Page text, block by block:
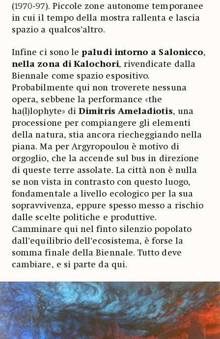
(1970-97). Piccole zone autonome temporanee
in cui il tempo della mostra rallenta e lascia
spazio a qualcos’altro.
Infine ci sono lepaludi intorno a Salonicco,
nella zona di Kalochori, rivendicate dalla
Biennale come spazio espositivo.
Probabilmente qui non troverete nessuna
opera, sebbene la performance «the
ha(l)lophyte» diDimitris Ameladiotis, una
processione per compiangere gli elementi
della natura, stia ancora riecheggiando nella
piana. Ma per Argyropoulou è motivo di
orgoglio, che la accende sul bus in direzione
di queste terre assolate. La città non è nulla
se non vista in contrasto con questo luogo,
fondamentale a livello ecologico per la sua
sopravvivenza, eppure spesso messo a rischio
dalle scelte politiche e produttive.
Camminare qui nel finto silenzio popolato
dall’equilibrio dell’ecosistema, è forse la
somma finale della Biennale. Tutto deve
cambiare, e si parte da qui.